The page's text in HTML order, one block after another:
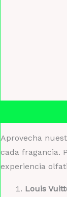
Aprovecha
cada fragancia.
experiencia
Louis